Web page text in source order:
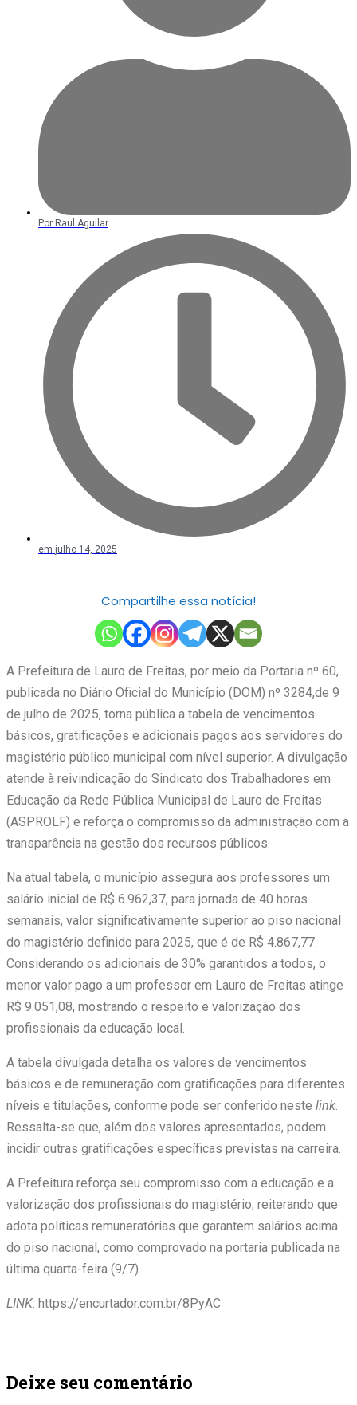
Por Raul Aguilar
em julho 14, 2025
Compartilhe essa notícia!
A Prefeitura de Lauro de Freitas, por meio da Portaria nº 60,
publicada no Diário Oficial do Município (DOM) nº 3284,de 9
de julho de 2025, torna pública a tabela de vencimentos
básicos, gratificações e adicionais pagos aos servidores do
magistério público municipal com nível superior. A divulgação
atende à reivindicação do Sindicato dos Trabalhadores em
Educação da Rede Pública Municipal de Lauro de Freitas
(ASPROLF) e reforça o compromisso da administração com a
transparência na gestão dos recursos públicos.
Na atual tabela, o município assegura aos professores um
salário inicial de R$ 6.962,37, para jornada de 40 horas
semanais, valor significativamente superior ao piso nacional
do magistério definido para 2025, que é de R$ 4.867,77.
Considerando os adicionais de 30% garantidos a todos, o
menor valor pago a um professor em Lauro de Freitas atinge
R$ 9.051,08, mostrando o respeito e valorização dos
profissionais da educação local.
A tabela divulgada detalha os valores de vencimentos
básicos e de remuneração com gratificações para diferentes
níveis e titulações, conforme pode ser conferido neste link.
Ressalta-se que, além dos valores apresentados, podem
incidir outras gratificações específicas previstas na carreira.
A Prefeitura reforça seu compromisso com a educação e a
valorização dos profissionais do magistério, reiterando que
adota políticas remuneratórias que garantem salários acima
do piso nacional, como comprovado na portaria publicada na
última quarta-feira (9/7).
LINK: https://encurtador.com.br/8PyAC
Deixe seu comentário